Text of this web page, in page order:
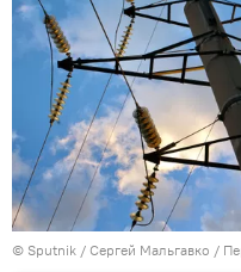
© Sputnik / Сергей Мальгавко /